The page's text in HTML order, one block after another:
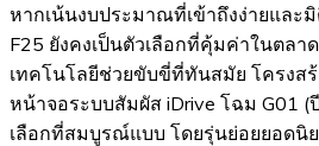
หากเน้นงบประมาณที่เข้าถึงง่ายและ
F25 ยังคงเป็นตัวเลือกที่คุ้มค่าในตลา
เทคโนโลยีช่วยขับขี่ที่ทันสมัย โครงส
หน้าจอระบบสัมผัส iDrive โฉม G01
เลือกที่สมบูรณ์แบบ โดยรุ่นย่อยยอดนิ